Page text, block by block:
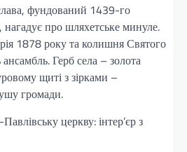
фундований 1439-го
про шляхетське минуле.
1878 року та колишня Святого
Герб села – золота
щиті з зірками –
громади.
церкву: інтер’єр з